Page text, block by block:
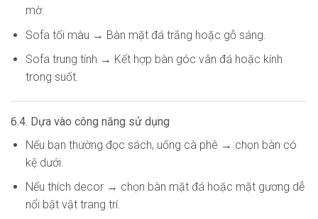
mờ.
Sofa tối màu → Bàn mặt đá trắng hoặc gỗ sáng.
Sofa trung tính → Kết hợp bàn góc vân đá hoặc kính
trong suốt.
6.4. Dựa vào công năng sử dụng
Nếu bạn thường đọc sách, uống cà phê → chọn bàn có
kệ dưới.
Nếu thích decor → chọn bàn mặt đá hoặc mặt gương dễ
nổi bật vật trang trí.